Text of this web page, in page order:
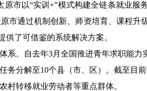
原市以“实训+”模式构建全链条就业
市通过机制创新、师资培育、课程升
供了可借鉴的系统解决方案。
。自去年3月全国推进青年求职能力
务分解至10个县（市、区）。截至目
村转移就业劳动者等重点群体。